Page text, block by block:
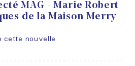
MAG - Marie Robert
de la Maison Merry
cette nouvelle